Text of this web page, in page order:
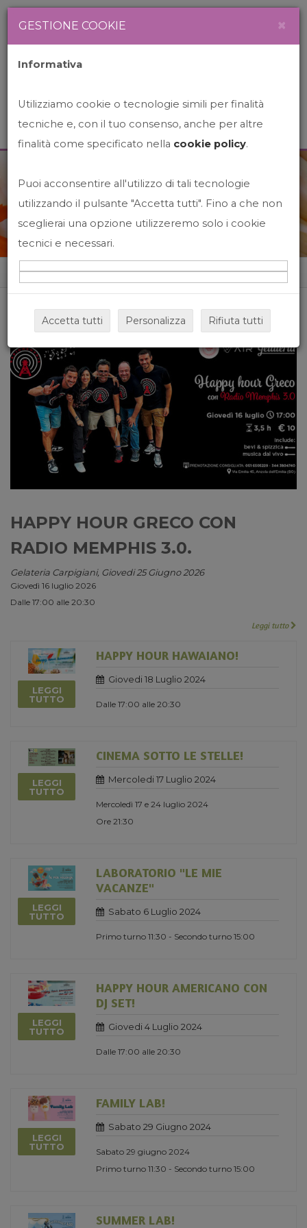
News&Events
Home News&events
HAPPY HOUR GRECO CON
RADIO MEMPHIS 3.0.
Gelateria Carpigiani, Giovedi 25 Giugno 2026
Giovedì 16 luglio 2026
Dalle 17:00 alle 20:30
Leggi tutto
LEGGI
TUTTO
HAPPY HOUR HAWAIANO!
Giovedi 18 Luglio 2024
Dalle 17:00 alle 20:30
LEGGI
TUTTO
CINEMA SOTTO LE STELLE!
Mercoledi 17 Luglio 2024
Mercoledì 17 e 24 luglio 2024
Ore 21:30
LEGGI
TUTTO
LABORATORIO "LE MIE
VACANZE"
Sabato 6 Luglio 2024
Primo turno 11:30 - Secondo turno 15:00
LEGGI
TUTTO
HAPPY HOUR AMERICANO CON
DJ SET!
Giovedi 4 Luglio 2024
Dalle 17:00 alle 20:30
LEGGI
TUTTO
FAMILY LAB!
Sabato 29 Giugno 2024
Sabato 29 giugno 2024
Primo turno 11:30 - Secondo turno 15:00
SUMMER LAB!
GESTIONE COOKIE ×
Informativa
Utilizziamo cookie o tecnologie simili per finalità
tecniche e, con il tuo consenso, anche per altre
finalità come specificato nella cookie policy.
Puoi acconsentire all'utilizzo di tali tecnologie
utilizzando il pulsante "Accetta tutti". Fino a che non
sceglierai una opzione utilizzeremo solo i cookie
tecnici e necessari.
Accetta tutti Personalizza Rifiuta tutti